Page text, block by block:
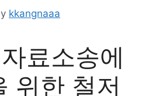
kkangnaaa
료소송에
위한 철저